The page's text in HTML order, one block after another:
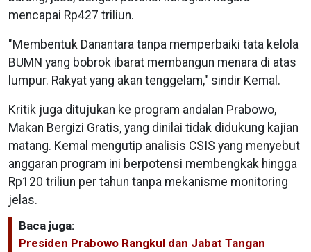
mencapai Rp427 triliun.
"Membentuk Danantara tanpa memperbaiki tata kelola
BUMN yang bobrok ibarat membangun menara di atas
lumpur. Rakyat yang akan tenggelam," sindir Kemal.
Kritik juga ditujukan ke program andalan Prabowo,
Makan Bergizi Gratis, yang dinilai tidak didukung kajian
matang. Kemal mengutip analisis CSIS yang menyebut
anggaran program ini berpotensi membengkak hingga
Rp120 triliun per tahun tanpa mekanisme monitoring
jelas.
Baca juga:
Presiden Prabowo Rangkul dan Jabat Tangan